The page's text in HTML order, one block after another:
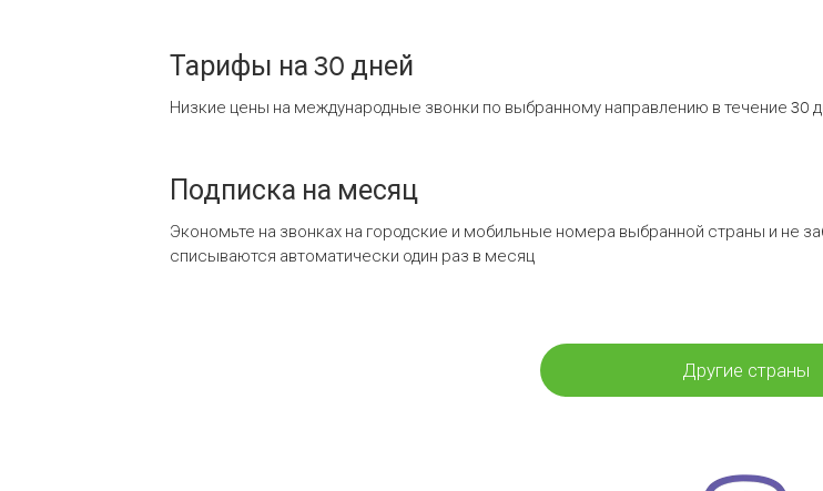
Тарифы на 30 дней
Низкие цены на международные звонки по выбранному направлению в течение 30
Подписка на месяц
Экономьте на звонках на городские и мобильные номера выбранной страны и не
списываются автоматически один раз в месяц
Другие страны